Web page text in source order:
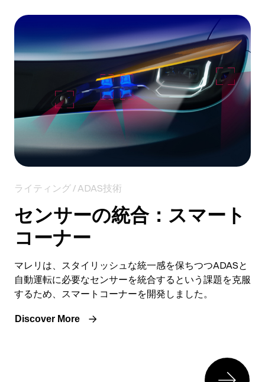
ライティング / ADAS技術
センサーの統合：スマート
コーナー
マレリは、スタイリッシュな統一感を保ちつつADASと
自動運転に必要なセンサーを統合するという課題を克服
するため、スマートコーナーを開発しました。
Discover More